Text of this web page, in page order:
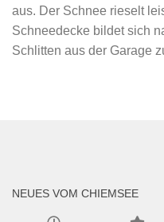
aus. Der Schnee rieselt
Schneedecke bildet sich
Schlitten aus der Garage
NEUES VOM CHIEMSEE